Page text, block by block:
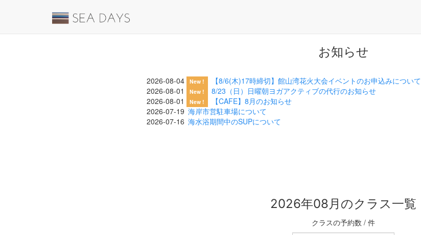
お知らせ
2026-08-04 New !
【8/6(木)17時締切】館山湾花火大会イベントのお申込みについて
2026-08-01
New !
8/23（日）日曜朝ヨガアクティブの代行のお知らせ
2026-08-01
New !
【CAFE】8月のお知らせ
2026-07-19 海岸市営駐車場について
2026-07-16 海水浴期間中のSUPについて
2026年08月のクラス一覧
クラスの予約数 / 件